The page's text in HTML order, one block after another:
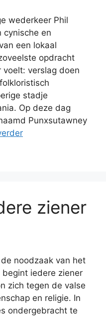
wederkeer Phil
cynische en
een lokaal
opdracht
verslag doen
stadje
Op deze dag
Punxsutawney
ziener
noodzaak van het
begint iedere ziener
zich tegen de valse
en religie. In
ondergebracht te